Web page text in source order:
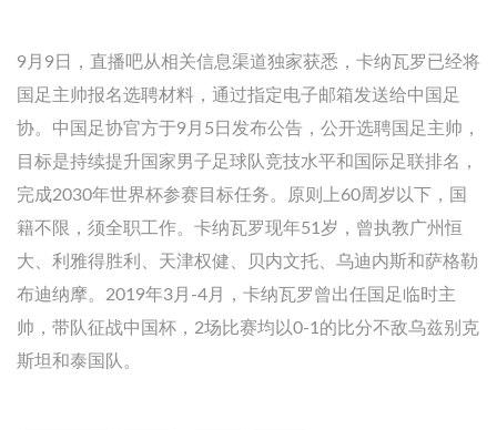
9月9日，直播吧从相关信息渠道独家获悉，卡纳瓦罗已经将
国足主帅报名选聘材料，通过指定电子邮箱发送给中国足
协。中国足协官方于9月5日发布公告，公开选聘国足主帅，
目标是持续提升国家男子足球队竞技水平和国际足联排名，
完成2030年世界杯参赛目标任务。原则上60周岁以下，国
籍不限，须全职工作。卡纳瓦罗现年51岁，曾执教广州恒
大、利雅得胜利、天津权健、贝内文托、乌迪内斯和萨格勒
布迪纳摩。2019年3月-4月，卡纳瓦罗曾出任国足临时主
帅，带队征战中国杯，2场比赛均以0-1的比分不敌乌兹别克
斯坦和泰国队。